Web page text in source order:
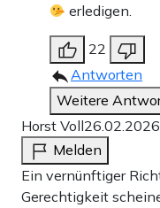
erledigen.
22
Antworten
Weitere
Horst Voll
Melden
Ein vernünftiger
Gerechtigkeit